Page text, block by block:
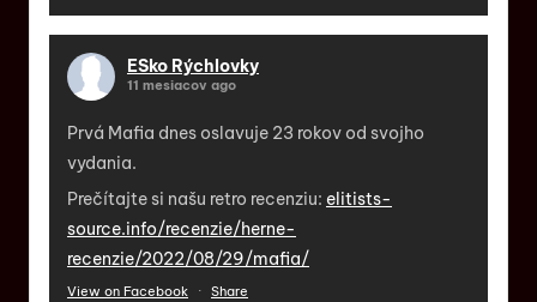
ESko Rýchlovky
11 mesiacov ago
Prvá Mafia dnes oslavuje 23 rokov od svojho
vydania.
Prečítajte si našu retro recenziu: elitists-
source.info/recenzie/herne-
recenzie/2022/08/29/mafia/
View on Facebook · Share